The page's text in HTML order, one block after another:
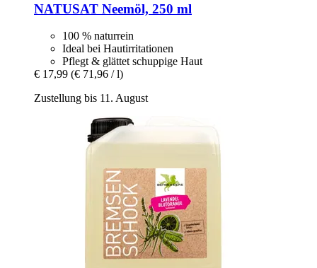
NATUSAT Neemöl, 250 ml
100 % naturrein
Ideal bei Hautirritationen
Pflegt & glättet schuppige Haut
€ 17,99 (€ 71,96 / l)
Zustellung bis 11. August